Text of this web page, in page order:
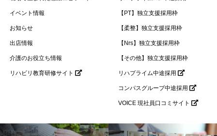
イベント情報
お知らせ
出店情報
介護のお役立ち情報
リハビリ教育研修サイト
【PT】独立支援採用枠
【柔整】独立支援採用枠
【Nrs】独立支援採用枠
【その他】独立支援採用枠
リハプライム中途採用
コンパスグループ中途採用
VOICE 現社員口コミサイト